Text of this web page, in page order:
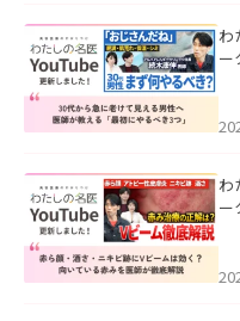
わ
ー
た
わ
ー
し